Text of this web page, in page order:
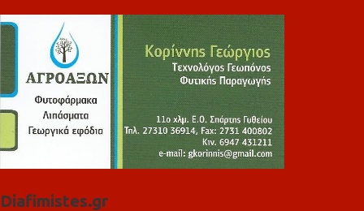
Diafimistes.gr